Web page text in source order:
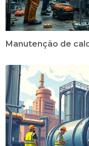
Manutenção de